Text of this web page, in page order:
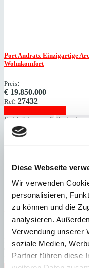
Diese Webseite
Wir verwenden
personalisieren,
zu können und die
analysieren.
Verwendung unserer
soziale Medien,
Partner führen diese
Port Andratx Einzigartige
Wohnkomfort
Preis:
€ 19.850.000
Ref: 27432
Schlafzimmer 5
Fläche
Schlafzimmer
Fläche 592 m² Heizung
Camp de MarEinmaliges
Meereslinie
19.000.000
Ref:26737